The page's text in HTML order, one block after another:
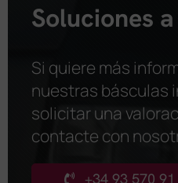
Soluciones
Si quiere más
nuestras básculas
solicitar una
contacte con
+34 93 570